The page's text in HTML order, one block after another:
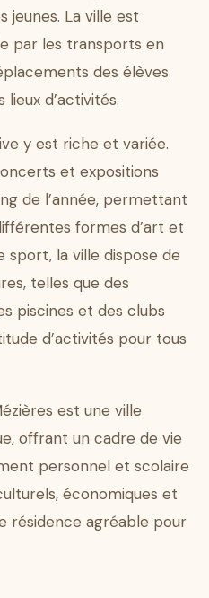
jeunes. La ville est
par les transports en
des élèves
d’activités.
y est riche et variée.
et expositions
de l’année, permettant
formes d’art et
sport, la ville dispose de
telles que des
piscines et des clubs
d’activités pour tous
est une ville
offrant un cadre de vie
personnel et scolaire
économiques et
résidence agréable pour